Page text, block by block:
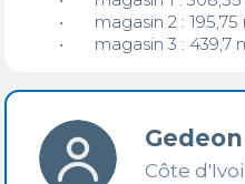
•	magasin 3 :
Côte